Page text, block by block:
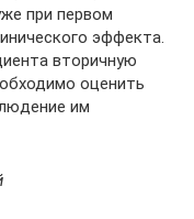
при первом
эффекта.
вторичную
оценить
им